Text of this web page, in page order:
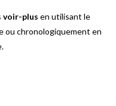
voir-plus en utilisant le
ou chronologiquement en